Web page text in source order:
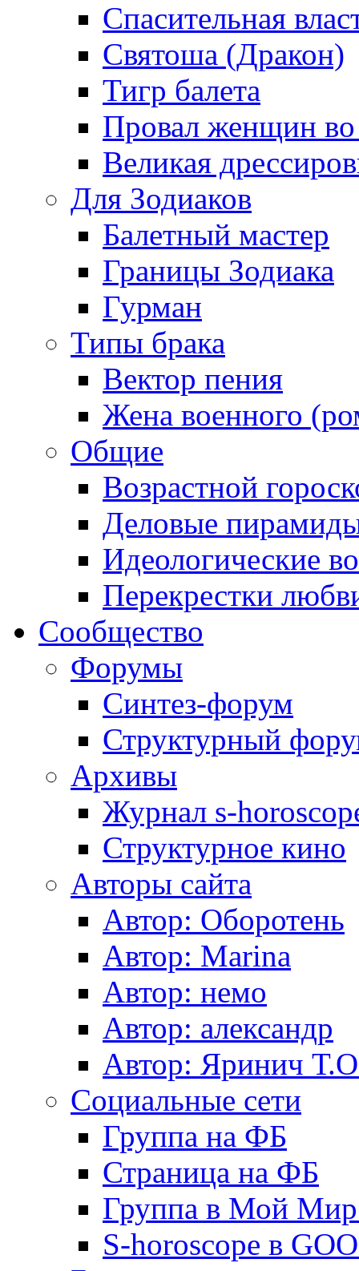
Спасительная
Святоша (Дракон)
Тигр балета
Провал женщин во
Великая
Для Зодиаков
Балетный мастер
Границы Зодиака
Гурман
Типы брака
Вектор пения
Жена военного
Общие
Возрастной
Деловые
Идеологические
Перекрестки
Сообщество
Форумы
Синтез-форум
Структурный
Архивы
Журнал s-
Структурное кино
Авторы сайта
Автор: Оборотень
Автор: Marina
Автор: немo
Автор: александр
Автор: Яринич
Социальные сети
Группа на ФБ
Страница на ФБ
Группа в Мой
S-horoscope в